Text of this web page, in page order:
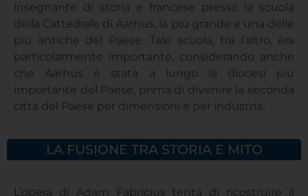
insegnante di storia e francese presso la scuola
della Cattedrale di Aarhus, la più grande e una delle
più antiche del Paese. Tale scuola, tra l’altro, era
particolarmente importante, considerando anche
che Aarhus è stata a lungo la diocesi più
importante del Paese, prima di divenire la seconda
città del Paese per dimensioni e per industria.
LA FUSIONE TRA STORIA E MITO
L’opera di Adam Fabricius tenta di ricostruire il